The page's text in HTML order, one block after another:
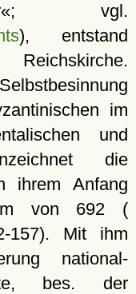
vgl.
), entstand
im
und
die
ihrem Anfang
von 692 (
157). Mit ihm
national-
bes. der